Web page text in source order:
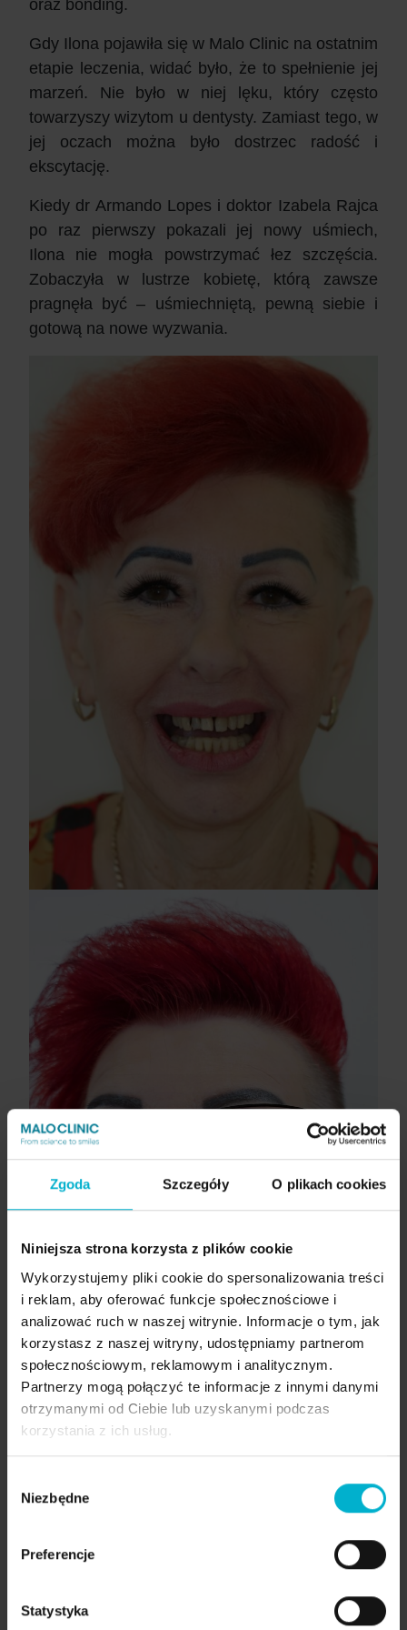
Zgoda Szczegóły O plikach cookies
Niniejsza strona korzysta z plików cookie
Wykorzystujemy pliki cookie do spersonalizowania treści
i reklam, aby oferować funkcje społecznościowe i
analizować ruch w naszej witrynie. Informacje o tym, jak
korzystasz z naszej witryny, udostępniamy partnerom
społecznościowym, reklamowym i analitycznym.
Partnerzy mogą połączyć te informacje z innymi danymi
otrzymanymi od Ciebie lub uzyskanymi podczas
korzystania z ich usług.
zgody
Niezbędne
Preferencje
Statystyka
oraz bonding.
Gdy Ilona pojawiła się w Malo Clinic na ostatnim
etapie leczenia, widać było, że to spełnienie jej
marzeń. Nie było w niej lęku, który często
towarzyszy wizytom u dentysty. Zamiast tego, w
jej oczach można było dostrzec radość i
ekscytację.
Kiedy dr Armando Lopes i doktor Izabela Rajca
po raz pierwszy pokazali jej nowy uśmiech,
Ilona nie mogła powstrzymać łez szczęścia.
Zobaczyła w lustrze kobietę, którą zawsze
pragnęła być – uśmiechniętą, pewną siebie i
gotową na nowe wyzwania.
Początek Nowego Rozdziału
Historia Ilony to dowód na to, że czasem trzeba
podjąć walkę o swoje szczęście. Jej nowy
uśmiech stał się symbolem siły, odwagi i
determinacji. W Malo Clinic wierzymy, że każdy
uśmiech ma swoją unikalną historię – a historia